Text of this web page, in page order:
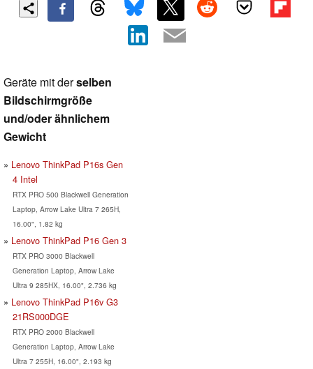
Geräte mit derselben
Bildschirmgröße
und/oder ähnlichem
Gewicht
Lenovo ThinkPad P16s Gen
4 Intel
RTX PRO 500 Blackwell Generation
Laptop, Arrow Lake Ultra 7 265H,
16.00", 1.82 kg
Lenovo ThinkPad P16 Gen 3
RTX PRO 3000 Blackwell
Generation Laptop, Arrow Lake
Ultra 9 285HX, 16.00", 2.736 kg
Lenovo ThinkPad P16v G3
21RS000DGE
RTX PRO 2000 Blackwell
Generation Laptop, Arrow Lake
Ultra 7 255H, 16.00", 2.193 kg